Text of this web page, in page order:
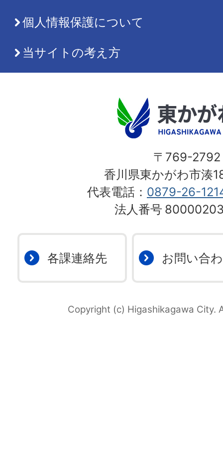
個人情報保護について
当サイトの考え方
〒769-2792
香川県東かがわ市湊
代表電話： 0879-26-
法人番号
各課連絡先 お問い合
Copyright (c) Higashikagawa City.